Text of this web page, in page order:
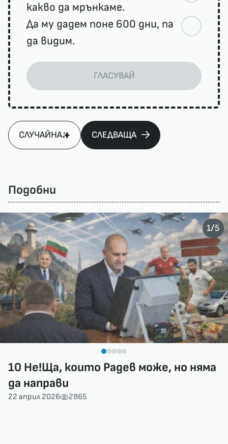
какво да мрънкаме.
Да му дадем поне 600 дни, па
да видим.
ГЛАСУВАЙ
СЛУЧАЙНА СЛЕДВАЩА
Подобни
10 Не!Ща, които Радев може, но няма
да направи
22 април 2026 2865
1/5